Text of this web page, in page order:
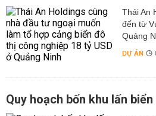
Thái An
đến từ
Quảng
DỰ ÁN
Quy hoạch bốn khu lấn